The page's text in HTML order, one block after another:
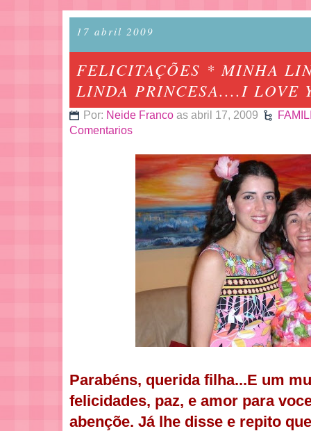
17 abril 2009
FELICITAÇÕES * MINHA
LINDA PRINCESA....I LOVE
Por: Neide Franco as abril 17, 2009
Comentarios
Parabéns, querida filha...E um
felicidades, paz, e amor para
abençõe. Já lhe disse e repito